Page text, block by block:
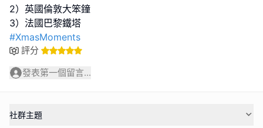
2）英國倫敦大笨鐘
#XmasMoments
評分
發表第一個留言...
社群主題